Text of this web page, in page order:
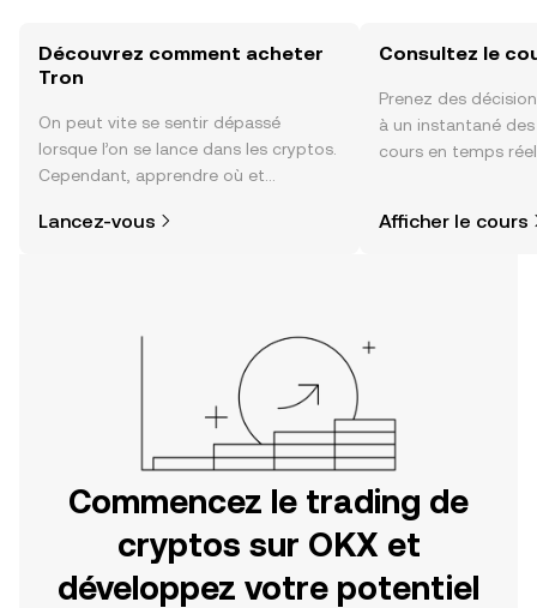
Découvrez comment acheter
Tron
On peut vite se sentir dépassé
lorsque l’on se lance dans les cryptos.
Cependant, apprendre où et
plus simple que vous ne l’imaginez.
Lancez-vous
Consultez le
Prenez des
à un instantané
cours en temps
Afficher le cours
Commencez le trading de
cryptos sur OKX et
développez votre potentiel